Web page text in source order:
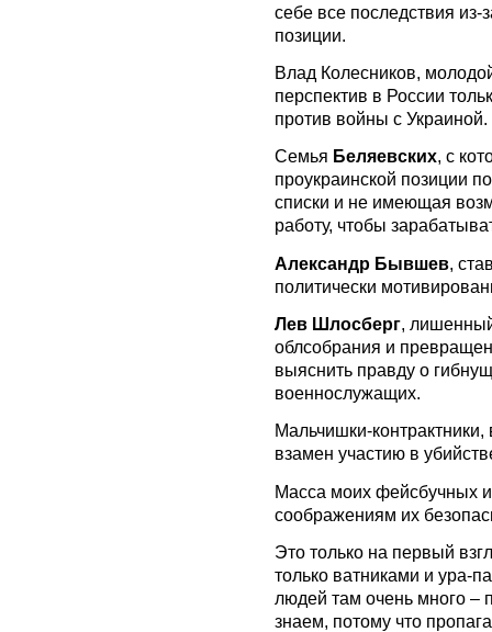
себе все последствия из-
позиции.
Влад Колесников,
перспектив в России
против войны с Украиной.
Семья Беляевских, с
проукраинской позиции
списки и не имеющая
работу, чтобы
Александр Бывшев ,
политически
Лев Шлосберг,
облсобрания и
выяснить правду о
военнослужащих.
Мальчишки-
взамен участию в
Масса моих фейсбучных
соображениям их
Это только на первый
только ватниками и ура-
людей там очень много –
знаем, потому что